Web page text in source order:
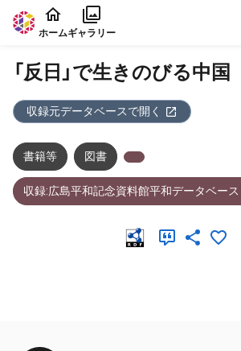
本文に飛ぶ
ホームギャラリー
「反日」で生きのびる中国
収録元データベースで開く
書籍等 図書
収録:広島平和記念資料館平和データベース